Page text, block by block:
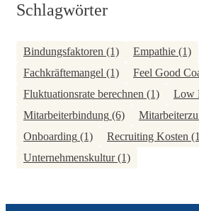
Schlagwörter
Bindungsfaktoren (1) Empathie (1)
Fachkräftemangel (1) Feel Good
Fluktuationsrate berechnen (1) Low
Mitarbeiterbindung (6)
Onboarding (1) Recruiting Kosten
Unternehmenskultur(1)